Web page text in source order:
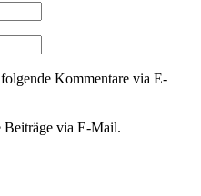
Kommentare via E-
Beiträge via E-Mail.